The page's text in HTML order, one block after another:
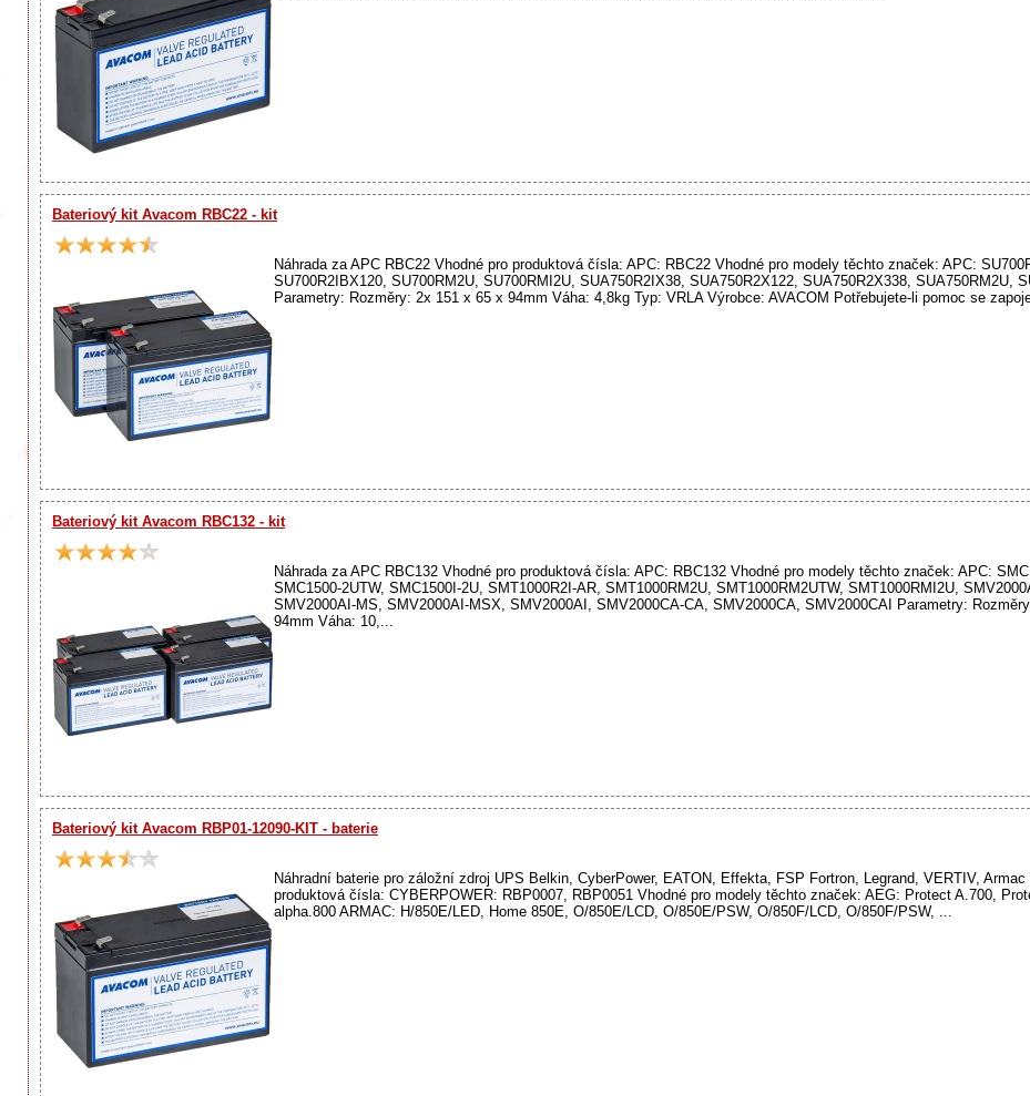
Bateriový kit Avacom RBC22 - kit
Náhrada za APC RBC22 Vhodné pro produktová čísla: APC: RBC22 Vhodné pro modely těchto značek: APC:
SU700R2IBX120, SU700RM2U, SU700RMI2U, SUA750R2IX38, SUA750R2X122, SUA750R2X338, SUA750RM2U,
Parametry: Rozměry: 2x 151 x 65 x 94mm Váha: 4,8kg Typ: VRLA Výrobce: AVACOM Potřebujete-li pomoc se
Bateriový kit Avacom RBC132 - kit
Náhrada za APC RBC132 Vhodné pro produktová čísla: APC: RBC132 Vhodné pro modely těchto značek: APC:
SMC1500-2UTW, SMC1500I-2U, SMT1000R2I-AR, SMT1000RM2U, SMT1000RM2UTW, SMT1000RMI2U,
SMV2000AI-MS, SMV2000AI-MSX, SMV2000AI, SMV2000CA-CA, SMV2000CA, SMV2000CAI Parametry:
94mm Váha: 10,...
Bateriový kit Avacom RBP01-12090-KIT - baterie
Náhradní baterie pro záložní zdroj UPS Belkin, CyberPower, EATON, Effekta, FSP Fortron, Legrand, VERTIV, Armac
produktová čísla: CYBERPOWER: RBP0007, RBP0051 Vhodné pro modely těchto značek: AEG: Protect A.700,
alpha.800 ARMAC: H/850E/LED, Home 850E, O/850E/LCD, O/850E/PSW, O/850F/LCD, O/850F/PSW, ...